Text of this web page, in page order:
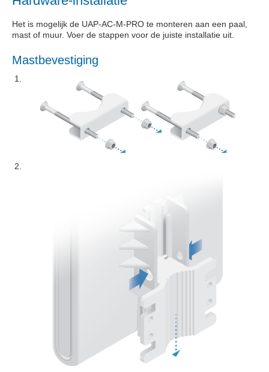
Het is mogelijk de UAP-AC-M-PRO te monteren aan een paal,
mast of muur. Voer de stappen voor de juiste installatie uit.
Mastbevestiging